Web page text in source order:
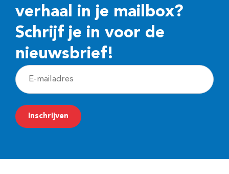
verhaal in je mailbox?
Schrijf je in voor de
nieuwsbrief!
E
-
m
a
Inschrijven